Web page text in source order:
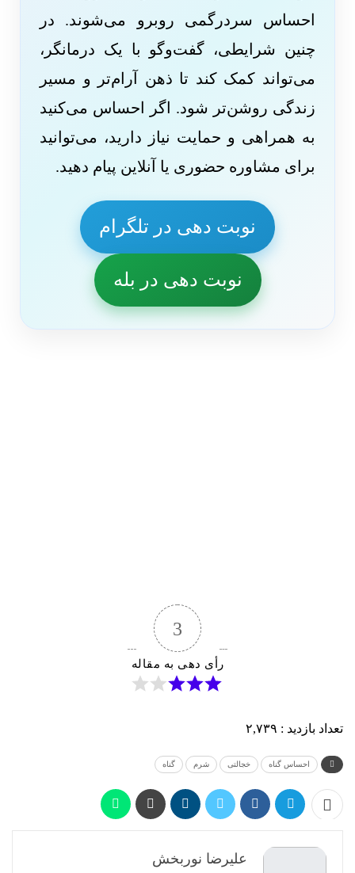
احساس سردرگمی روبرو می‌شوند. در
چنین شرایطی، گفت‌وگو با یک درمانگر،
می‌تواند کمک کند تا ذهن آرام‌تر و مسیر
زندگی روشن‌تر شود. اگر احساس می‌کنید
به همراهی و حمایت نیاز دارید، می‌توانید
برای مشاوره حضوری یا آنلاین پیام دهید.
نوبت دهی در تلگرام
نوبت دهی در بله
3
رأی دهی به مقاله
تعداد بازدید : ۲,۷۳۹
احساس گناه خجالتی شرم گناه
علیرضا نوربخش